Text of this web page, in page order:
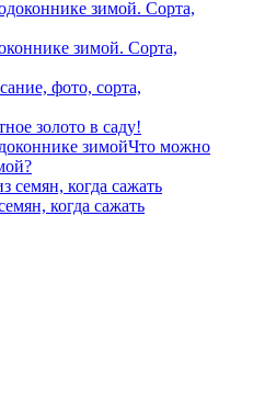
зимой. Сорта,
золото в саду!
Что можно
когда сажать